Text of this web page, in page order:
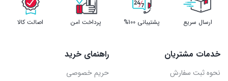
ارسال سریع پشتیبانی 100% پرداخت امن اصالت کالا
خدمات مشتریان
نحوه ثبت سفارش
راهنمای خرید
حریم خصوصی